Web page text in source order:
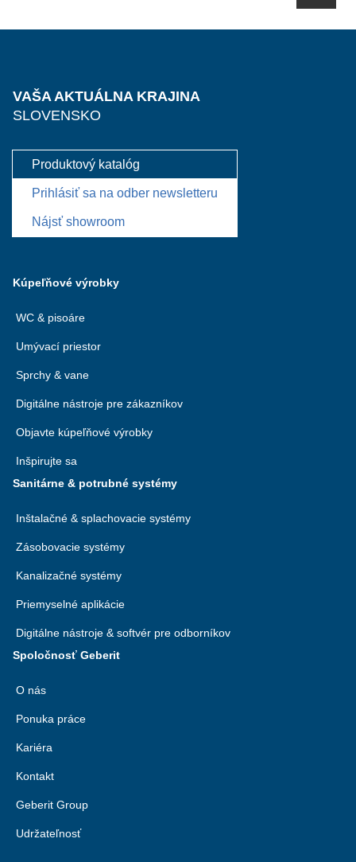
VAŠA AKTUÁLNA KRAJINA
SLOVENSKO
Produktový katalóg
Prihlásiť sa na odber newsletteru
Nájsť showroom
Kúpeľňové výrobky
WC & pisoáre
Umývací priestor
Sprchy & vane
Digitálne nástroje pre zákazníkov
Objavte kúpeľňové výrobky
Inšpirujte sa
Sanitárne & potrubné systémy
Inštalačné & splachovacie systémy
Zásobovacie systémy
Kanalizačné systémy
Priemyselné aplikácie
Digitálne nástroje & softvér pre odborníkov
Spoločnosť Geberit
O nás
Ponuka práce
Kariéra
Kontakt
Geberit Group
Udržateľnosť